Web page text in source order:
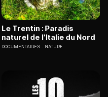
Le Trentin : Paradis
naturel de l'Italie du Nord
DOCUMENTAIRES NATURE